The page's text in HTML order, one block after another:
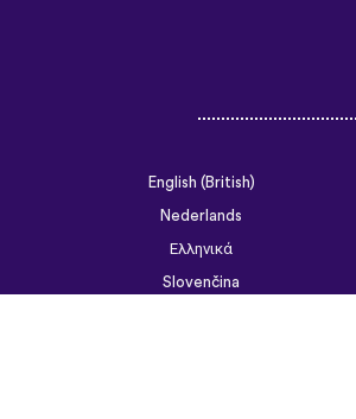
English (British)
Nederlands
Ελληνικά
Slovenčina